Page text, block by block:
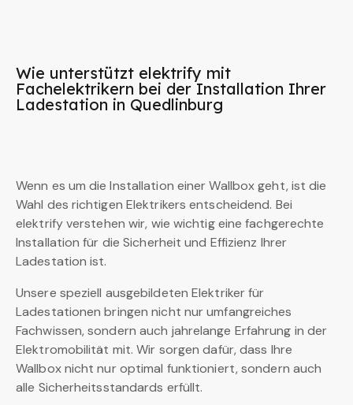
Wie unterstützt elektrify mit
Fachelektrikern bei der Installation Ihrer
Ladestation in Quedlinburg
Wenn es um die Installation einer Wallbox geht, ist die
Wahl des richtigen Elektrikers entscheidend. Bei
elektrify verstehen wir, wie wichtig eine fachgerechte
Installation für die Sicherheit und Effizienz Ihrer
Ladestation ist.
Unsere speziell ausgebildeten Elektriker für
Ladestationen bringen nicht nur umfangreiches
Fachwissen, sondern auch jahrelange Erfahrung in der
Elektromobilität mit. Wir sorgen dafür, dass Ihre
Wallbox nicht nur optimal funktioniert, sondern auch
alle Sicherheitsstandards erfüllt.